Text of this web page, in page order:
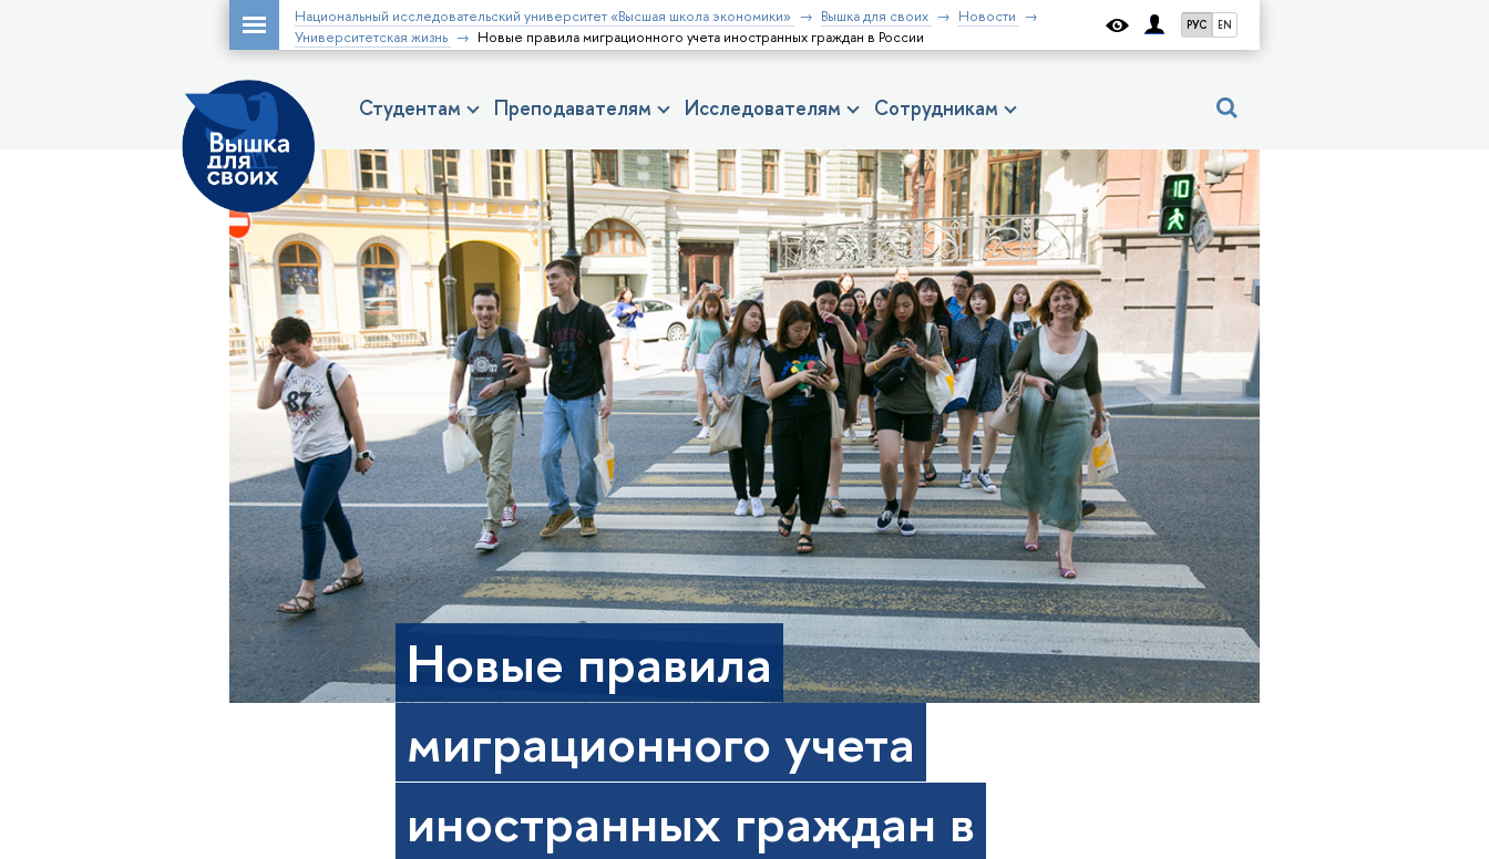
РУС EN
Национальный исследовательский университет «Высшая школа экономики» Вышка для своих
Новости
Университетская жизнь
Новые правила миграционного учета иностранных граждан в России
Студентам Преподавателям Исследователям Сотрудникам
Новые правила
миграционного учета
иностранных граждан в